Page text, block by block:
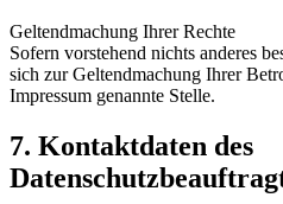
Geltendmachung Ihrer Rechte
Sofern vorstehend nichts anderes
sich zur Geltendmachung Ihrer
Impressum genannte Stelle.
7. Kontaktdaten des